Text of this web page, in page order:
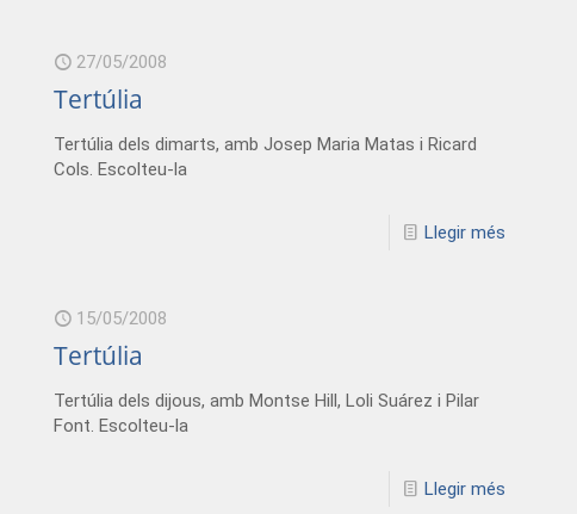
27/05/2008
Tertúlia
Tertúlia dels dimarts, amb Josep Maria Matas i Ricard
Cols. Escolteu-la
Llegir més
15/05/2008
Tertúlia
Tertúlia dels dijous, amb Montse Hill, Loli Suárez i Pilar
Font. Escolteu-la
Llegir més